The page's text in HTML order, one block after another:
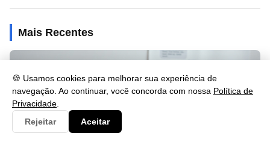
🍪 Usamos cookies para melhorar sua experiência de
navegação. Ao continuar, você concorda com nossa Política de
Privacidade
Rejeitar
Aceitar
Mais Recentes